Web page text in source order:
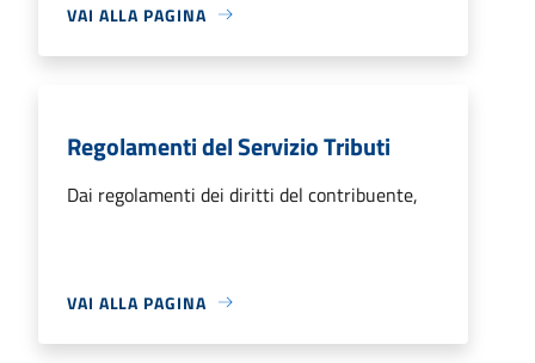
VAI ALLA PAGINA
Regolamenti del Servizio Tributi
Dai regolamenti dei diritti del contribuente,
VAI ALLA PAGINA